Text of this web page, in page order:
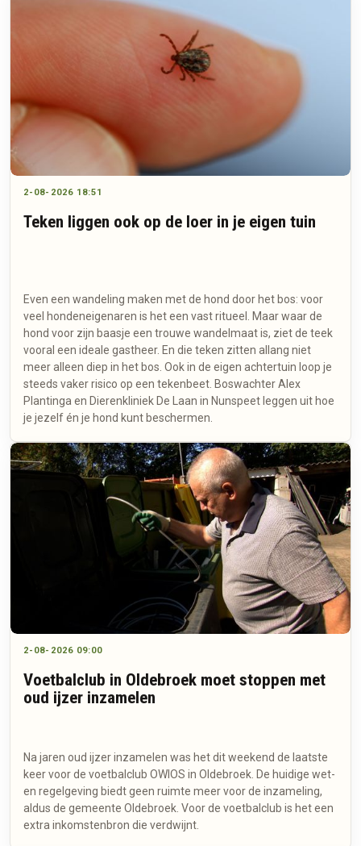
2-08-2026 18:51
Teken liggen ook op de loer in je eigen tuin
Even een wandeling maken met de hond door het bos: voor
veel hondeneigenaren is het een vast ritueel. Maar waar de
hond voor zijn baasje een trouwe wandelmaat is, ziet de teek
vooral een ideale gastheer. En die teken zitten allang niet
meer alleen diep in het bos. Ook in de eigen achtertuin loop je
steeds vaker risico op een tekenbeet. Boswachter Alex
Plantinga en Dierenkliniek De Laan in Nunspeet leggen uit hoe
je jezelf én je hond kunt beschermen.
2-08-2026 09:00
Voetbalclub in Oldebroek moet stoppen met
oud ijzer inzamelen
Na jaren oud ijzer inzamelen was het dit weekend de laatste
keer voor de voetbalclub OWIOS in Oldebroek. De huidige wet-
en regelgeving biedt geen ruimte meer voor de inzameling,
aldus de gemeente Oldebroek. Voor de voetbalclub is het een
extra inkomstenbron die verdwijnt.